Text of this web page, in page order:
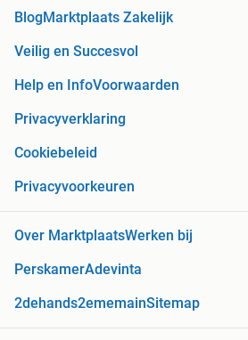
Blog Marktplaats Zakelijk
Veilig en Succesvol
Help en InfoVoorwaarden
Privacyverklaring
Cookiebeleid
Privacyvoorkeuren
Over MarktplaatsWerken bij
PerskamerAdevinta
2dehands2ememainSitemap